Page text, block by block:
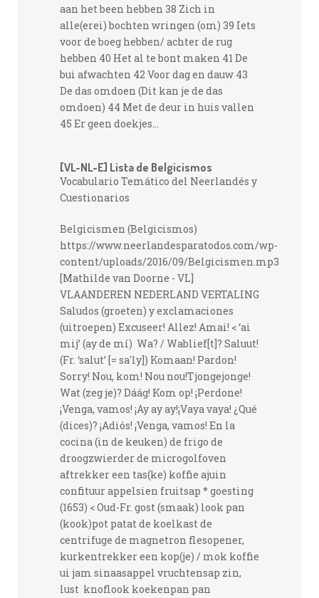
aan het been hebben 38 Zich in
alle(erei) bochten wringen (om) 39 Iets
voor de boeg hebben/ achter de rug
hebben 40 Het al te bont maken 41 De
bui afwachten 42 Voor dag en dauw 43
De das omdoen (Dit kan je de das
omdoen) 44 Met de deur in huis vallen
45 Er geen doekjes...
[VL-NL-E] Lista de Belgicismos
Vocabulario Temático del Neerlandés y
Cuestionarios
Belgicismen (Belgicismos)
https://www.neerlandesparatodos.com/wp-
content/uploads/2016/09/Belgicismen.mp3
[Mathilde van Doorne - VL]
VLAANDEREN NEDERLAND VERTALING
Saludos (groeten) y exclamaciones
(uitroepen) Excuseer! Allez! Amai! < ‘ai
mij’ (ay de mí) Wa? / Wablief[t]? Saluut!
(Fr. ‘salut’ [= sa'ly]) Komaan! Pardon!
Sorry! Nou, kom! Nou nou!Tjongejonge!
Wat (zeg je)? Dáág! Kom op! ¡Perdone!
¡Venga, vamos! ¡Ay ay ay!¡Vaya vaya! ¿Qué
(dices)? ¡Adiós! ¡Venga, vamos! En la
cocina (in de keuken) de frigo de
droogzwierder de microgolfoven
aftrekker een tas(ke) koffie ajuin
confituur appelsien fruitsap * goesting
(1653) < Oud-Fr. gost (smaak) look pan
(kook)pot patat de koelkast de
centrifuge de magnetron flesopener,
kurkentrekker een kop(je) / mok koffie
ui jam sinaasappel vruchtensap zin,
lust knoflook koekenpan pan